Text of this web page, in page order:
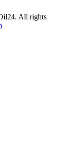
All rights